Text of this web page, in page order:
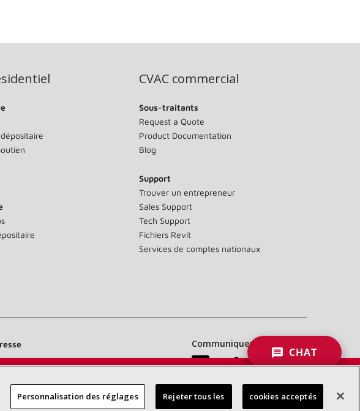
DÉPOSITAIRES
CVAC commercial
Sous-traitants
Request a Quote
Product Documentation
Blog
Support
Trouver un entrepreneur
Sales Support
Tech Support
Fichiers Revit
Services de comptes nationaux
Communiquez avec nous :
CHAT
Personnalisation des réglages Rejeter tous les cookies acceptés